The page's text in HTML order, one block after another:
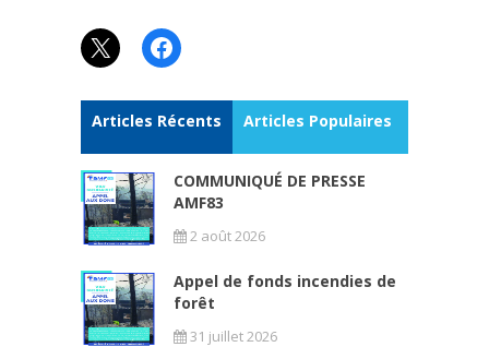
X Facebook
Articles Récents Articles Populaires
COMMUNIQUÉ DE PRESSE
AMF83
2 août 2026
Appel de fonds incendies de
forêt
31 juillet 2026